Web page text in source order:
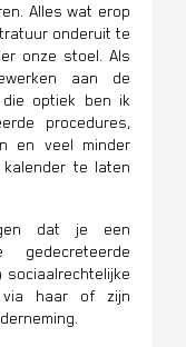
Alles wat erop
onderuit te
onze stoel. Als
aan de
optiek ben ik
procedures,
en veel minder
te laten
dat je een
haar of zijn